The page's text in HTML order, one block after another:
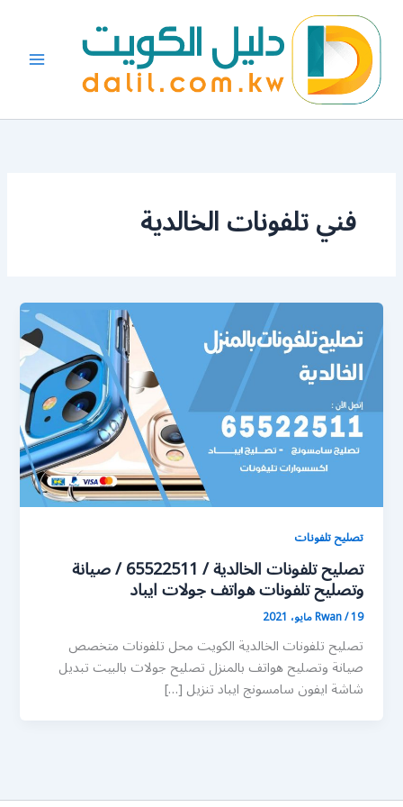
المحتوى
فني تلفونات الخالدية
تصليح تلفونات
تصليح تلفونات الخالدية / 65522511 / صيانة
وتصليح تلفونات هواتف جولات ايباد
Rwan/19 مايو، 2021
تصليح تلفونات الخالدية الكويت محل تلفونات متخصص
صيانة وتصليح هواتف بالمنزل تصليح جولات بالبيت تبديل
شاشة ايفون سامسونج ايباد تنزيل […]